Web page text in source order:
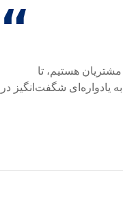
“
هستیم، تا
یادواره‌ای شگفت‌انگیز در